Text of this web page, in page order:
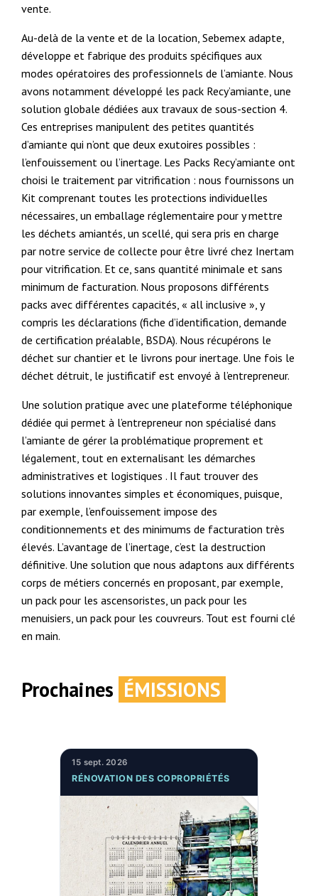
vente.
Au-delà de la vente et de la location, Sebemex adapte,
développe et fabrique des produits spécifiques aux
modes opératoires des professionnels de l’amiante. Nous
avons notamment développé les pack Recy’amiante, une
solution globale dédiées aux travaux de sous-section 4.
Ces entreprises manipulent des petites quantités
d’amiante qui n’ont que deux exutoires possibles :
l’enfouissement ou l’inertage. Les Packs Recy’amiante ont
choisi le traitement par vitrification : nous fournissons un
Kit comprenant toutes les protections individuelles
nécessaires, un emballage réglementaire pour y mettre
les déchets amiantés, un scellé, qui sera pris en charge
par notre service de collecte pour être livré chez Inertam
pour vitrification. Et ce, sans quantité minimale et sans
minimum de facturation. Nous proposons différents
packs avec différentes capacités, « all inclusive », y
compris les déclarations (fiche d’identification, demande
de certification préalable, BSDA). Nous récupérons le
déchet sur chantier et le livrons pour inertage. Une fois le
déchet détruit, le justificatif est envoyé à l’entrepreneur.
Une solution pratique avec une plateforme téléphonique
dédiée qui permet à l’entrepreneur non spécialisé dans
l’amiante de gérer la problématique proprement et
légalement, tout en externalisant les démarches
administratives et logistiques . Il faut trouver des
solutions innovantes simples et économiques, puisque,
par exemple, l’enfouissement impose des
conditionnements et des minimums de facturation très
élevés. L’avantage de l’inertage, c’est la destruction
définitive. Une solution que nous adaptons aux différents
corps de métiers concernés en proposant, par exemple,
un pack pour les ascensoristes, un pack pour les
menuisiers, un pack pour les couvreurs. Tout est fourni clé
en main.
Prochaines ÉMISSIONS
15 sept. 2026
RÉNOVATION DES COPROPRIÉTÉS